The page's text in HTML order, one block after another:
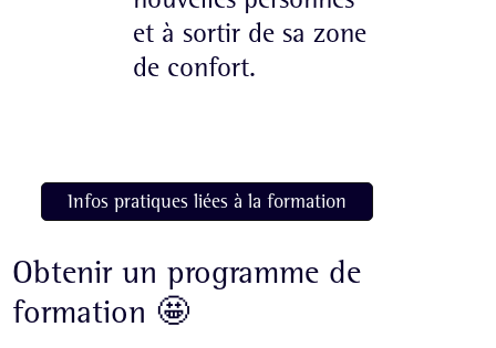
et à sortir de sa zone
de confort.
Infos pratiques liées à la formation
Obtenir un programme de
formation 🤩